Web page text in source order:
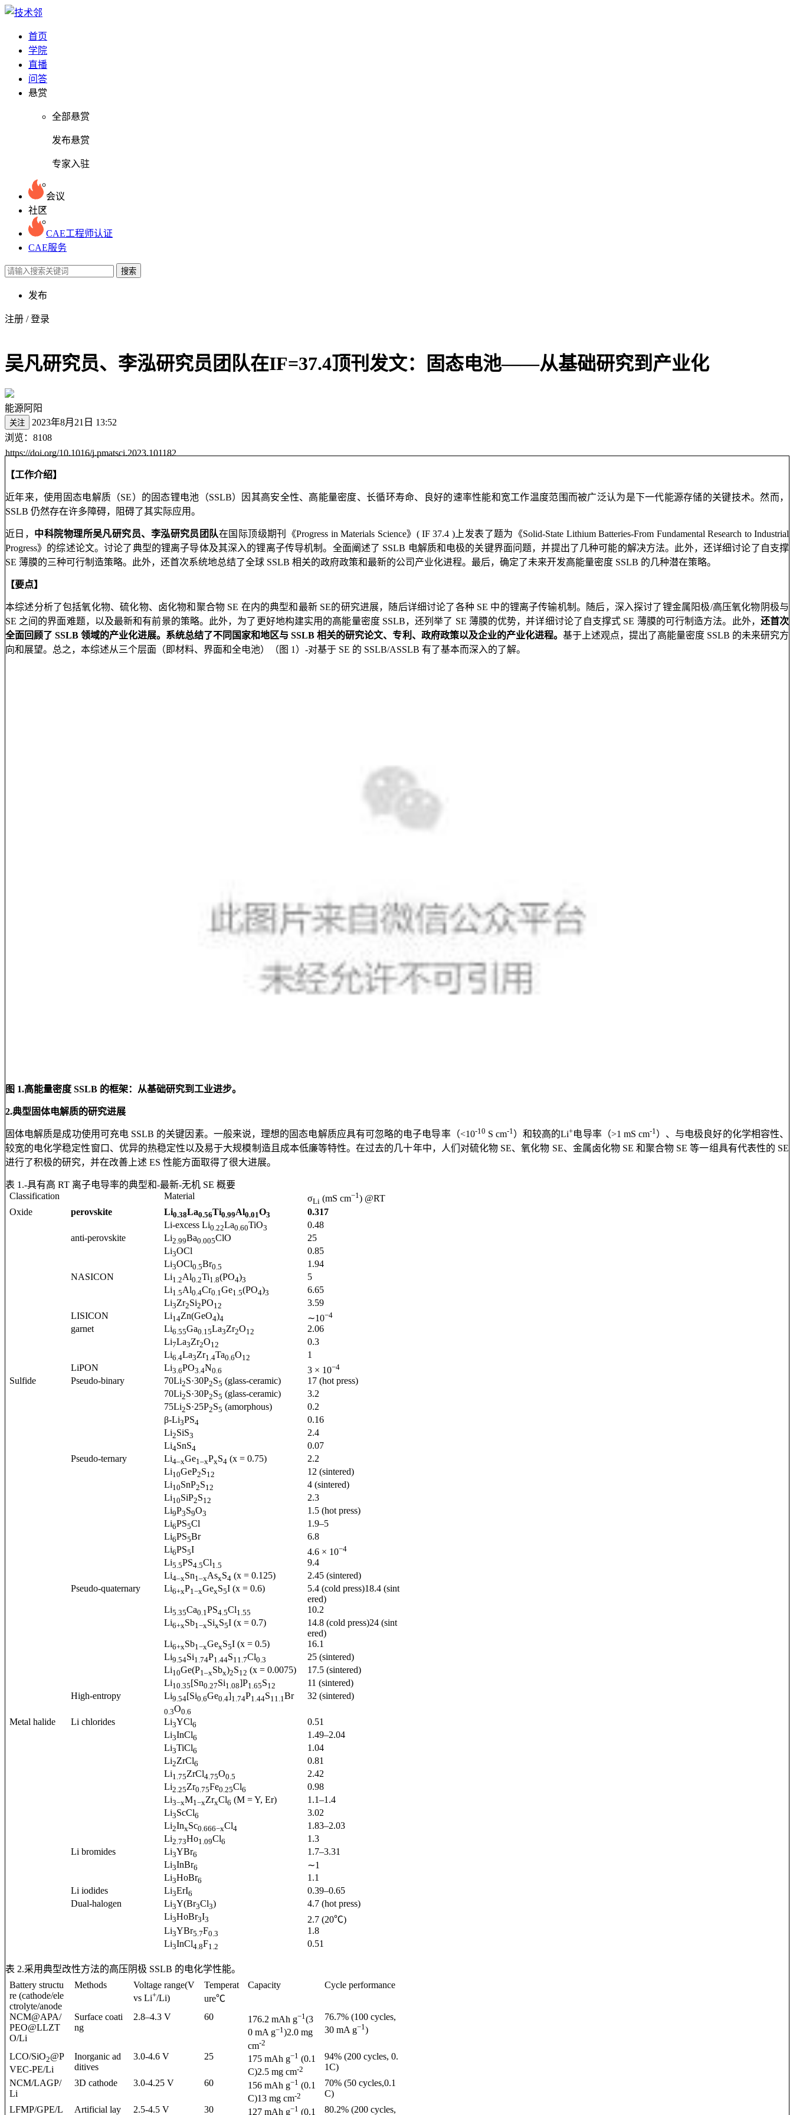
首页
学院
直播
问答
悬赏
全部悬赏
发布悬赏
专家入驻
会议
社区
CAE工程师认证
CAE服务
搜索
发布
注册 /登录
吴凡研究员、李泓研究员团队在IF=37.4顶刊发文：固态电池——从基础研究到产业化
能源阿阳
关注
2023年8月21日 13:52
浏览：8108
https://doi.org/10.1016/j.pmatsci.2023.101182
【工作介绍】
近年来，使用固态电解质（SE）的固态锂电池（SSLB）因其高安全性、高能量密度、长循环寿命、良好的速率性能和宽工作温度范围而被广泛认为是下一代能源存储的关键技术。然而，
SSLB 仍然存在许多障碍，阻碍了其实际应用。
近日， 中科院物理所吴凡研究员、 李泓研究员 团队在国际顶级期刊《Progress in Materials Science》 ( IF 37.4 )上发表了题为《Solid-State Lithium Batteries-From Fundamental Research to Industrial
Progress》的综述论文。讨论了典型的锂离子导体及其深入的锂离子传导机制。全面阐述了 SSLB 电解质和电极的关键界面问题，并提出了几种可能的解决方法。此外，还详细讨论了自支撑
SE 薄膜的三种可行制造策略。此外，还首次系统地总结了全球 SSLB 相关的政府政策和最新的公司产业化进程。最后，确定了未来开发高能量密度 SSLB 的几种潜在策略。
【要点】
本综述分析了包括氧化物、硫化物、卤化物和聚合物 SE 在内的典型和最新 SE的研究进展，随后详细讨论了各种 SE 中的锂离子传输机制。随后，深入探讨了锂金属阳极/高压氧化物阴极与
SE 之间的界面难题，以及最新和有前景的策略。此外，为了更好地构建实用的高能量密度 SSLB，还列举了 SE 薄膜的优势，并详细讨论了自支撑式 SE 薄膜的可行制造方法。此外， 还首次
全面回顾了 SSLB 领域的产业化进展。系统总结了不同国家和地区与 SSLB 相关的研究论文、专利、政府政策以及企业的产业化进程。 基于上述观点，提出了高能量密度 SSLB 的未来研究方
向和展望。总之，本综述从三个层面（即材料、界面和全电池）（ 图 1 ）‑对基于 SE 的 SSLB/ASSLB 有了基本而深入的了解。
图 1.高能量密度 SSLB 的框架：从基础研究到工业进步。
2.典型固体电解质的研究进展
固体电解质是成功使用可充电 SSLB 的关键因素。一般来说，理想的固态电解质应具有可忽略的电子电导率（<10-10 S cm-1 ）和较高的Li+电导率（>1 mS cm-1 ）、与电极良好的化学相容性、
较宽的电化学稳定性窗口、优异的热稳定性以及易于大规模制造且成本低廉等特性。在过去的几十年中，人们对硫化物 SE、氧化物 SE、金属卤化物 SE 和聚合物 SE 等一组具有代表性的 SE
进行了积极的研究，并在改善上述 ES 性能方面取得了很大进展。
表 1.‑具有高 RT 离子电导率的典型和‑最新‑无机 SE 概要
Classification
Material σLi (mS cm−1) @RT
Oxide
perovskite Li0.38La0.56Ti0.99Al0.01O3
0.317
Li-excess Li0.22La0.60TiO3
0.48
anti-perovskite
Li2.99Ba0.005ClO
25
Li3OCl
0.85
Li3OCl0.5Br0.5
1.94
NASICON
Li1.2Al0.2Ti1.8(PO4)3
5
Li1.5Al0.4Cr0.1Ge1.5(PO4)3
6.65
Li3Zr2Si2PO12
3.59
LISICON
Li14Zn(GeO4)4 ∼10−4
garnet Li6.55Ga0.15La3Zr2O12
2.06
Li7La3Zr2O12
0.3
Li6.4La3Zr1.4Ta0.6O12
1
LiPON
Li3.6PO3.4N0.6 3 × 10−4
Sulfide Pseudo-binary 70Li2S·30P2S5 (glass-ceramic)
17 (hot press)
70Li2S·30P2S5 (glass-ceramic)
3.2
75Li2S·25P2S5 (amorphous)
0.2
β-Li3PS4
0.16
Li2SiS3
2.4
Li4SnS4
0.07
Pseudo-ternary
Li4–xGe1–xPxS4 (x = 0.75)
2.2
Li10GeP2S12
12 (sintered)
Li10SnP2S12
4 (sintered)
Li10SiP2S12
2.3
Li9P3S9O3
1.5 (hot press)
Li6PS5Cl
1.9–5
Li6PS5Br
6.8
Li6PS5I 4.6 × 10−4
Li5.5PS4.5Cl1.5
9.4
Li4–xSn1–xAsxS4 (x = 0.125)
2.45 (sintered)
Pseudo-quaternary
Li6+xP1−xGexS5I (x = 0.6)
5.4 (cold press)18.4 (sint
ered)
Li5.35Ca0.1PS4.5Cl1.55
10.2
Li6+xSb1−xSixS5I (x = 0.7)
14.8 (cold press)24 (sint
ered)
Li6+xSb1−xGexS5I (x = 0.5)
16.1
Li9.54Si1.74P1.44S11.7Cl0.3
25 (sintered)
Li10Ge(P1–xSbx)2S12 (x = 0.0075)
17.5 (sintered)
Li10.35[Sn0.27Si1.08]P1.65S12
11 (sintered)
High-entropy
Li9.54[Si0.6Ge0.4]1.74P1.44S11.1Br
0.3O0.6
32 (sintered)
Metal halide Li chlorides Li3YCl6
0.51
Li3InCl6
1.49–2.04
Li3TiCl6
1.04
Li2ZrCl6
0.81
Li1.75ZrCl4.75O0.5
2.42
Li2.25Zr0.75Fe0.25Cl6
0.98
Li3−xM1−xZrxCl6 (M = Y, Er)
1.1–1.4
Li3ScCl6
3.02
Li2InxSc0.666−xCl4
1.83–2.03
Li2.73Ho1.09Cl6
1.3
Li bromides
Li3YBr6
1.7–3.31
Li3InBr6 ∼1
Li3HoBr6
1.1
Li iodides
Li3ErI6
0.39–0.65
Dual-halogen
Li3Y(Br3Cl3)
4.7 (hot press)
Li3HoBr3I3
2.7 (20℃)
Li3YBr5.7F0.3
1.8
Li3InCl4.8F1.2 0.51
表 2.采用典型改性方法的高压阴极 SSLB 的电化学性能。
Battery structu
re (cathode/ele
ctrolyte/anode
Methods
Voltage range(V
vs Li+/Li)
Temperat
ure℃
Capacity Cycle performance
NCM@APA/
PEO@LLZT
O/Li
Surface coati
ng
2.8–4.3 V 60 176.2 mAh g−1 (3
0 mA g−1)2.0 mg
cm-2
76.7% (100 cycles,
30 mA g−1)
LCO/SiO2@P
VEC-PE/Li
Inorganic ad
ditives
3.0-4.6 V 25 175 mAh g−1 (0.1
C)2.5 mg cm-2
94% (200 cycles, 0.
1C)
NCM/LAGP/
Li
3D cathode 3.0-4.25 V 60 156 mAh g−1 (0.1
C)13 mg cm-2
70% (50 cycles,0.1
C)
LFMP/GPE/L
Artificial lay
2.5-4.5 V 30 127 mAh g−1 (0.1
80.2% (200 cycles,